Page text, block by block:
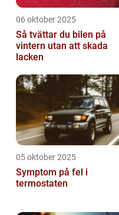
06 oktober 2025
Så tvättar du bilen på
vintern utan att skada
lacken
05 oktober 2025
Symptom på fel i
termostaten